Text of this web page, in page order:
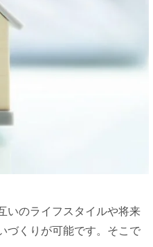
いのライフスタイルや将来
づくりが可能です。そこで